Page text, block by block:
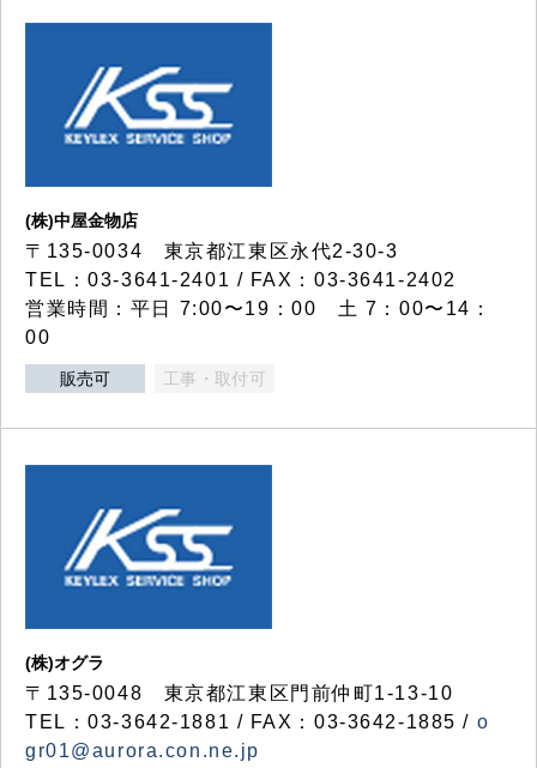
(株)中屋金物店
〒135-0034 東京都江東区永代2-30-3
TEL：03-3641-2401 / FAX：03-3641-2402
営業時間：平日 7:00〜19：00 土 7：00〜14：
00
販売可 工事・取付可
(株)オグラ
〒135-0048 東京都江東区門前仲町1-13-10
TEL：03-3642-1881 / FAX：03-3642-1885 / o
gr01@aurora.con.ne.jp